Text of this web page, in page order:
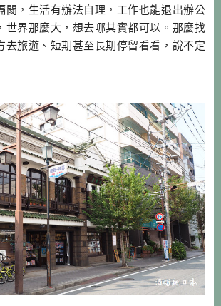
閡，生活有辦法自理，工作也能退出辦公
世界那麼大，想去哪其實都可以。那麼找
去旅遊、短期甚至長期停留看看，說不定
故鄉。 移居正夯，你想搬去哪生活？ 最
內的餐館、咖啡館，發現這些經營者常常
，他們幾乎都是 […]…